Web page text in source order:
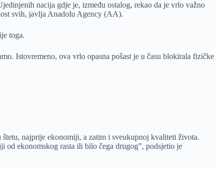
nacija gdje je, između ostalog, rekao da je vrlo važno
svih, javlja Anadolu Agency (AA).
toga.
Istovremeno, ova vrlo opasna pošast je u času blokirala fizičke
najprije ekonomiji, a zatim i sveukupnoj kvaliteti života.
od ekonomskog rasta ili bilo čega drugog”, podsjetio je